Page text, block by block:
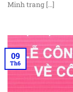
Minh trang [...]
09
Th6